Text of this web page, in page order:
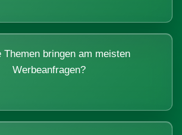
Themen bringen am meisten
Werbeanfragen?